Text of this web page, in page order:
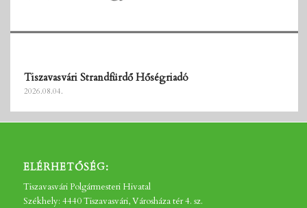
Tiszavasvári Strandfürdő Hőségriadó
2026.08.04.
ELÉRHETŐSÉG:
Tiszavasvári Polgármesteri Hivatal
Székhely: 4440 Tiszavasvári, Városháza tér 4. sz.